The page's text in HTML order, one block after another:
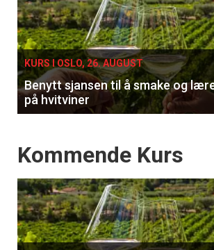
single
KURS I OSLO, 26. AUGUST
Benytt sjansen til å smake og
på hvitviner
Events
Kommende Kurs